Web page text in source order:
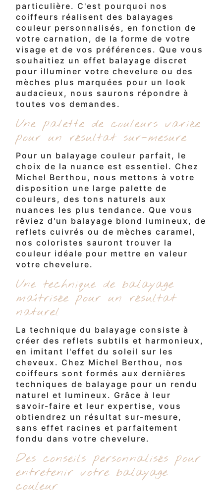
particulière. C'est pourquoi nos
coiffeurs réalisent des balayages
couleur personnalisés, en fonction de
votre carnation, de la forme de votre
visage et de vos préférences. Que vous
souhaitiez un effet balayage discret
pour illuminer votre chevelure ou des
mèches plus marquées pour un look
audacieux, nous saurons répondre à
toutes vos demandes.
Une palette de couleurs variée
pour un résultat sur-mesure
Pour un balayage couleur parfait, le
choix de la nuance est essentiel. Chez
Michel Berthou, nous mettons à votre
disposition une large palette de
couleurs, des tons naturels aux
nuances les plus tendance. Que vous
rêviez d'un balayage blond lumineux, de
reflets cuivrés ou de mèches caramel,
nos coloristes sauront trouver la
couleur idéale pour mettre en valeur
votre chevelure.
Une technique de balayage
maîtrisée pour un résultat
naturel
La technique du balayage consiste à
créer des reflets subtils et harmonieux,
en imitant l'effet du soleil sur les
cheveux. Chez Michel Berthou, nos
coiffeurs sont formés aux dernières
techniques de balayage pour un rendu
naturel et lumineux. Grâce à leur
savoir-faire et leur expertise, vous
obtiendrez un résultat sur-mesure,
sans effet racines et parfaitement
fondu dans votre chevelure.
Des conseils personnalisés pour
entretenir votre balayage
couleur